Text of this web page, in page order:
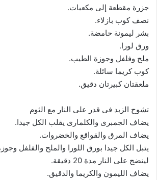
جزرة مقطعة إلى مكعبات.
نصف كوب بازلاء.
بشر ليمونة حامضة.
ورق لورا.
ملح وفلفل وجوزة الطيب.
كوب كريما سائلة.
ملعقتان كبيرتان دقيق.
تشوح الزبد فى قدر على النار مع الثوم
يضاف الجمبرى والكلمارى يقلب الكل جيدا.
يضاف المرق والقواقع والخضروات.
يتبل الكل جيدا بورق اللورا والملح والفلفل
لينضج على النار مدة 20 دقيقة.
يضاف الليمون والكريما والدقيق.